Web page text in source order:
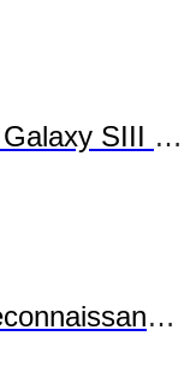
SIII Mini
Gestuelle